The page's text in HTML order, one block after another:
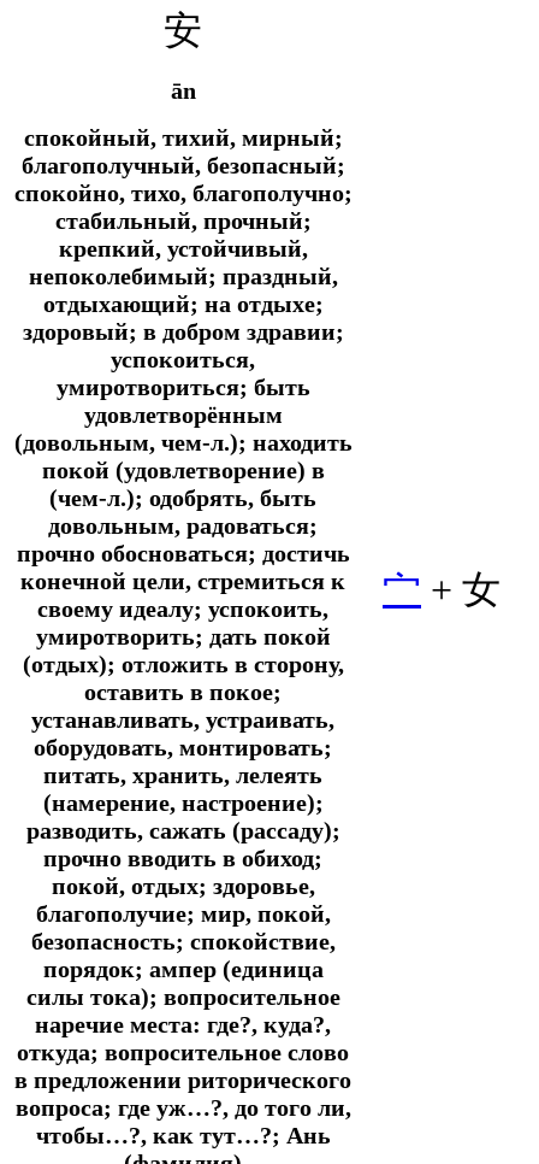
安
ān
спокойный, тихий, мирный;
благополучный, безопасный;
спокойно, тихо, благополучно;
стабильный, прочный;
крепкий, устойчивый,
непоколебимый; праздный,
отдыхающий; на отдыхе;
здоровый; в добром здравии;
успокоиться,
умиротвориться; быть
удовлетворённым
(довольным, чем-л.); находить
покой (удовлетворение) в
(чем-л.); одобрять, быть
довольным, радоваться;
прочно обосноваться; достичь
конечной цели, стремиться к
своему идеалу; успокоить,
умиротворить; дать покой
(отдых); отложить в сторону,
оставить в покое;
устанавливать, устраивать,
оборудовать, монтировать;
питать, хранить, лелеять
(намерение, настроение);
разводить, сажать (рассаду);
прочно вводить в обиход;
покой, отдых; здоровье,
благополучие; мир, покой,
безопасность; спокойствие,
порядок; ампер (единица
силы тока); вопросительное
наречие места: где?, куда?,
откуда; вопросительное слово
в предложении риторического
вопроса; где уж…?, до того ли,
чтобы…?, как тут…?; Ань
宀 + 女